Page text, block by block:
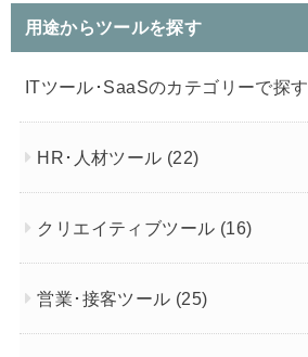
用途からツールを探す
ITツール･SaaSのカテゴリーで探す
HR･人材ツール (22)
クリエイティブツール (16)
営業･接客ツール (25)